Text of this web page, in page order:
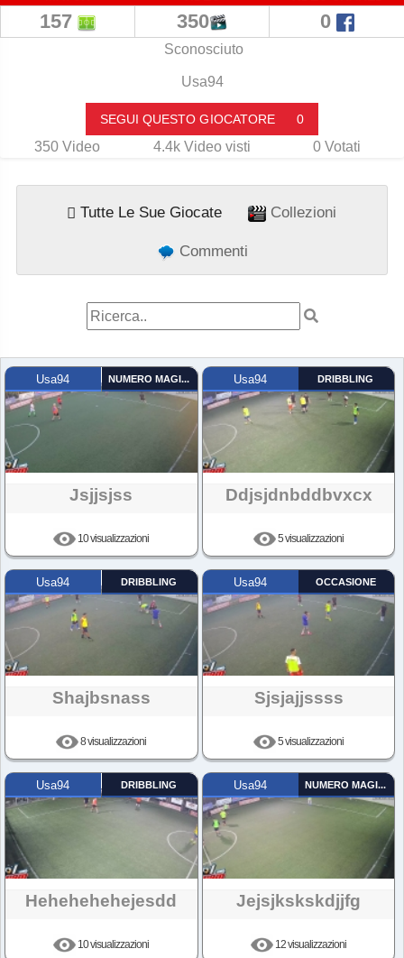
157 350 0
Sconosciuto
Usa94
SEGUI QUESTO GIOCATORE 0
350 Video 4.4k Video visti 0 Votati
Tutte Le Sue Giocate Collezioni
Commenti
Usa94 NUMERO MAGICO
Jsjjsjss
10 visualizzazioni
Usa94 DRIBBLING
Ddjsjdnbddbvxcx
5 visualizzazioni
Usa94 DRIBBLING
Shajbsnass
8 visualizzazioni
Usa94 OCCASIONE
Sjsjajjssss
5 visualizzazioni
Usa94 DRIBBLING
Hehehehehejesdd
10 visualizzazioni
Usa94 NUMERO MAGICO
Jejsjkskskdjjfg
12 visualizzazioni